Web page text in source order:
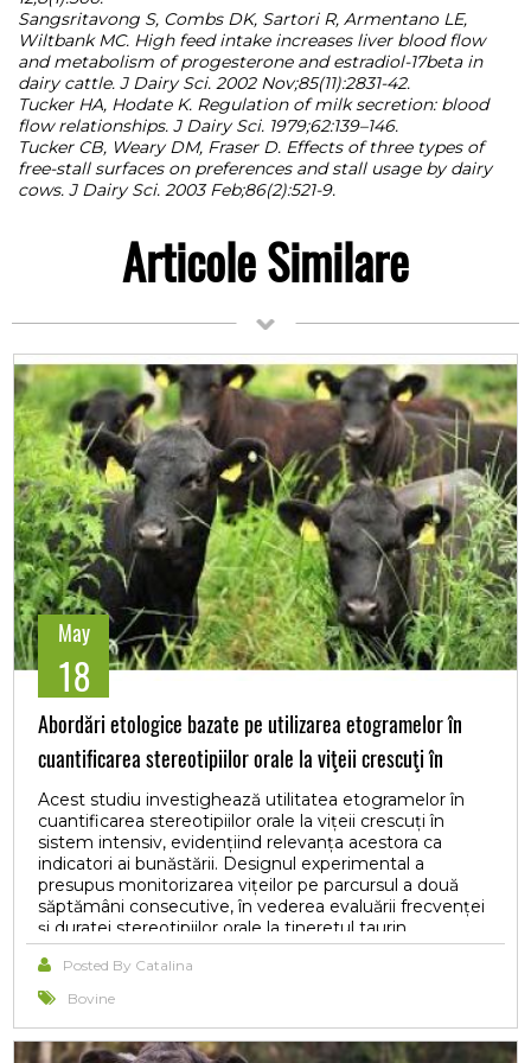
Sangsritavong S, Combs DK, Sartori R, Armentano LE,
Wiltbank MC. High feed intake increases liver blood flow
and metabolism of progesterone and estradiol-17beta in
dairy cattle. J Dairy Sci. 2002 Nov;85(11):2831-42.
Tucker HA, Hodate K. Regulation of milk secretion: blood
flow relationships. J Dairy Sci. 1979;62:139–146.
Tucker CB, Weary DM, Fraser D. Effects of three types of
free-stall surfaces on preferences and stall usage by dairy
cows. J Dairy Sci. 2003 Feb;86(2):521-9.
Articole Similare
May
18
Abordări etologice bazate pe utilizarea etogramelor în
cuantificarea stereotipiilor orale la viţeii crescuţi în
sistem intensiv
Acest studiu investighează utilitatea etogramelor în
cuantificarea stereotipiilor orale la vițeii crescuți în
sistem intensiv, evidențiind relevanța acestora ca
indicatori ai bunăstării. Designul experimental a
presupus monitorizarea vițeilor pe parcursul a două
săptămâni consecutive, în vederea evaluării frecvenței
și duratei stereotipiilor orale la tineretul taurin.
Rezultatele au evidențiat predominanța stereotipiei
orale exprimate prin supt fictiv, fiind manifestarea
repetitivă cea mai frecventă și intensă, asociată
mediu. Masticația în gol și linsul obiectelor din adăpost
au sugerat nevoi exploratorii nesatisfăcute, în timp ce
Posted By Catalina
Bovine